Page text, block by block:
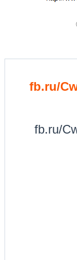
fb.ru/
fb.ru/